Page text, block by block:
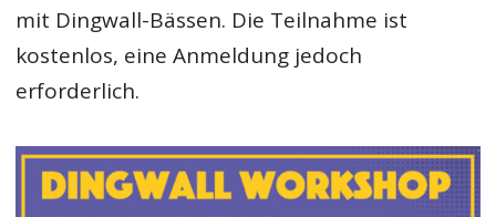
mit Dingwall-Bässen. Die Teilnahme ist
kostenlos, eine Anmeldung jedoch
erforderlich.